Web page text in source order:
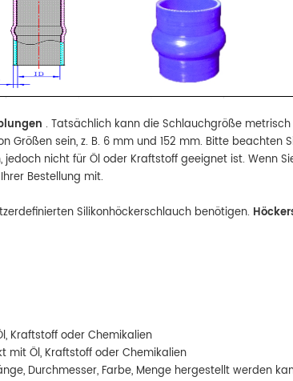
. Tatsächlich kann die Schlauchgröße metrisch
Größen sein, z. B. 6 mm und 152 mm. Bitte beachten
nicht für Öl oder Kraftstoff geeignet ist. Wenn
Bestellung mit.
Silikonhöckerschlauch benötigen.
Kraftstoff oder Chemikalien
Öl, Kraftstoff oder Chemikalien
Durchmesser, Farbe, Menge hergestellt werden